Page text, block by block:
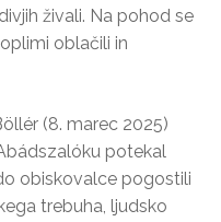
živali. Na pohod se
oblačili in
(8. marec 2025)
potekal
obiskovalce pogostili
trebuha, ljudsko